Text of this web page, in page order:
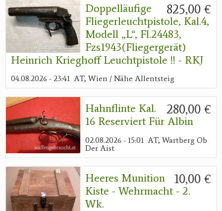
825,00 €
Doppelläufige
Fliegerleuchtpistole, Kal.4,
Modell „L“, Fl.24483,
Fzs1943(Fliegergerät)
Heinrich Krieghoff Leuchtpistole !! - RKJ
04.08.2026 - 23:41 AT, Wien / Nähe Allentsteig
280,00 €
Hahnflinte Kal.
16 Reserviert Für Albin
02.08.2026 - 15:01 AT, Wartberg Ob
Der Aist
10,00 €
Heeres Munition
Kiste - Wehrmacht - 2.
Wk.